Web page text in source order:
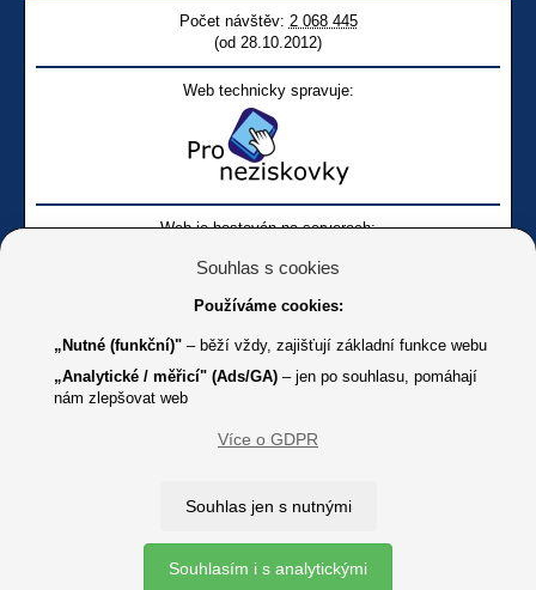
Počet návštěv: 2 068 445
(od 28.10.2012)
Web technicky spravuje:
Web je hostován na serverech:
Online
Youtube SONS
K jakémukoliv užití textů a obrázků uvedených na tomto serveru je
Copyright © 2012 - 2026 SONS ČR, z. s.
Ochrana osobních údajů (GDPR)
Souhlas s cookies
Používáme cookies:
„Nutné (funkční)" – běží vždy, zajišťují základní funkce webu
„Analytické / měřicí" (Ads/GA) – jen po souhlasu, pomáhají
nám zlepšovat web
Více o GDPR
Souhlas jen s nutnými
Souhlasím i s analytickými